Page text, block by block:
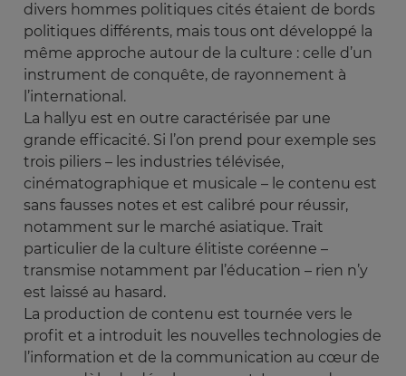
divers hommes politiques cités étaient de bords
politiques différents, mais tous ont développé la
même approche autour de la culture : celle d’un
instrument de conquête, de rayonnement à
l’international.
La hallyu est en outre caractérisée par une
grande efficacité. Si l’on prend pour exemple ses
trois piliers – les industries télévisée,
cinématographique et musicale – le contenu est
sans fausses notes et est calibré pour réussir,
notamment sur le marché asiatique. Trait
particulier de la culture élitiste coréenne –
transmise notamment par l’éducation – rien n’y
est laissé au hasard.
La production de contenu est tournée vers le
profit et a introduit les nouvelles technologies de
l’information et de la communication au cœur de